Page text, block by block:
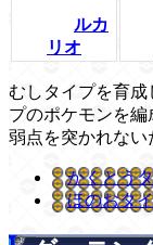
ルカ
リオ
むしタイプを育成
プのポケモンを
弱点を突かれない
かくとう
ほのおタ